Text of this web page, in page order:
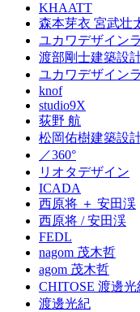
KHAATT
森本芽衣 宮武壮
ユカワデザイン
渡部剛士建築設
ユカワデザイン
knof
studio9X
荻野 航
松岡佑樹建築設
／360°
リオタデザイン
ICADA
西原将 ＋ 安田渓
西原将 / 安田渓
FEDL
nagom 茂木哲
agom 茂木哲
CHITOSE 渡邊光
渡邊光紀